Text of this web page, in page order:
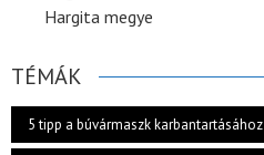
Hargita megye
TÉMÁK
5 tipp a búvármaszk karbantartásához